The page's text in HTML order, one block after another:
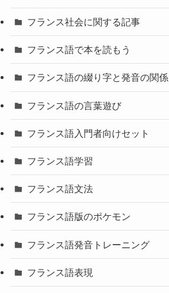
フランス社会に関する記事
フランス語で本を読もう
フランス語の綴り字と発音の関係
フランス語の言葉遊び
フランス語入門者向けセット
フランス語学習
フランス語文法
フランス語版のポケモン
フランス語発音トレーニング
フランス語表現